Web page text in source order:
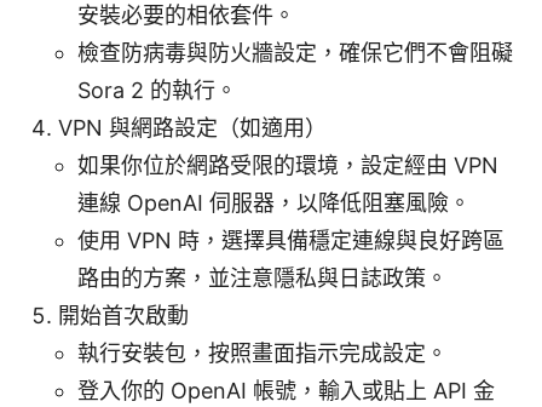
安裝必要的相依套件。
檢查防病毒與防火牆設定，確保它們不會阻礙
Sora 2 的執行。
VPN 與網路設定（如適用）
如果你位於網路受限的環境，設定經由 VPN
連線 OpenAI 伺服器，以降低阻塞風險。
使用 VPN 時，選擇具備穩定連線與良好跨區
路由的方案，並注意隱私與日誌政策。
開始首次啟動
執行安裝包，按照畫面指示完成設定。
登入你的 OpenAI 帳號，輸入或貼上 API 金